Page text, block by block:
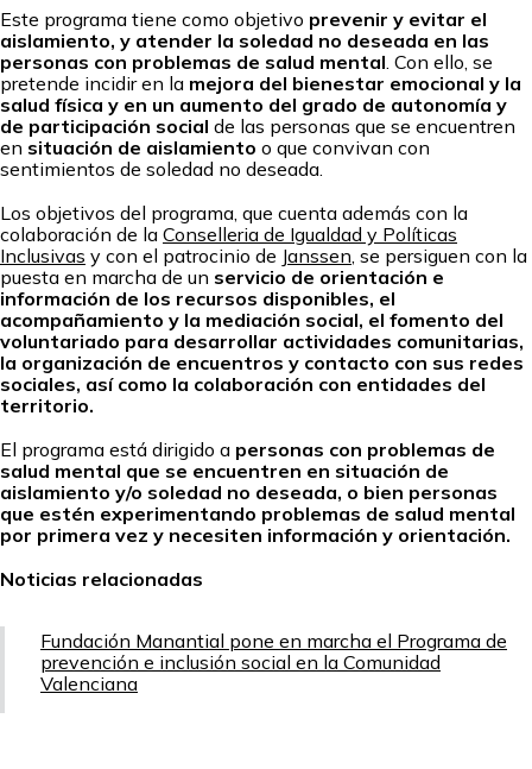
Este programa tiene como objetivo prevenir y evitar el
aislamiento, y atender la soledad no deseada en las
personas con problemas de salud mental . Con ello, se
pretende incidir en la mejora del bienestar emocional y la
salud física y en un aumento del grado de autonomía y
de participación social de las personas que se encuentren
en situación de aislamiento o que convivan con
sentimientos de soledad no deseada.
Los objetivos del programa, que cuenta además con la
colaboración de la Conselleria de Igualdad y Políticas
Inclusivas y con el patrocinio de Janssen , se persiguen con la
puesta en marcha de un servicio de orientación e
información de los recursos disponibles, el
acompañamiento y la mediación social, el fomento del
voluntariado para desarrollar actividades comunitarias,
la organización de encuentros y contacto con sus redes
sociales, así como la colaboración con entidades del
territorio.
El programa está dirigido a personas con problemas de
salud mental que se encuentren en situación de
aislamiento y/o soledad no deseada, o bien personas
que estén experimentando problemas de salud mental
por primera vez y necesiten información y orientación.
Noticias relacionadas
Fundación Manantial pone en marcha el Programa de
prevención e inclusión social en la Comunidad
Valenciana